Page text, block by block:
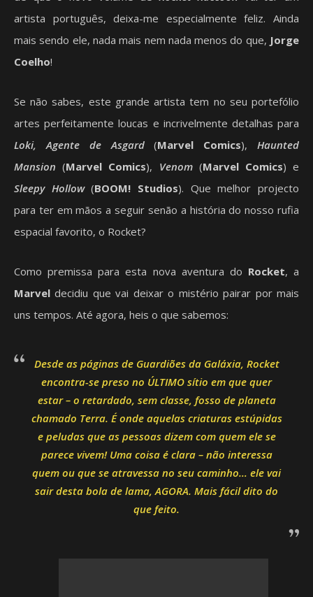
artista português, deixa-me especialmente feliz. Ainda
mais sendo ele, nada mais nem nada menos do que, Jorge
Coelho!
Se não sabes, este grande artista tem no seu portefólio
artes perfeitamente loucas e incrivelmente detalhas para
Loki, Agente de Asgard(Marvel Comics),Haunted
Mansion(Marvel Comics), Venom(Marvel Comics) e
Sleepy Hollow(BOOM! Studios). Que melhor projecto
para ter em mãos a seguir senão a história do nosso rufia
espacial favorito, o Rocket?
Como premissa para esta nova aventura do Rocket, a
Marvel decidiu que vai deixar o mistério pairar por mais
uns tempos. Até agora, heis o que sabemos:
Desde as páginas de Guardiões da Galáxia, Rocket
encontra-se preso no ÚLTIMO sítio em que quer
estar – o retardado, sem classe, fosso de planeta
chamado Terra. É onde aquelas criaturas estúpidas
e peludas que as pessoas dizem com quem ele se
parece vivem! Uma coisa é clara – não interessa
quem ou que se atravessa no seu caminho… ele vai
sair desta bola de lama, AGORA. Mais fácil dito do
que feito.